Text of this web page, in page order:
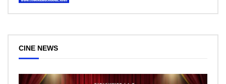
CINE NEWS